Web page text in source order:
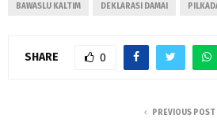
BAWASLU KALTIM DEKLARASI DAMAI
SHARE 0
PREVIOUS POST